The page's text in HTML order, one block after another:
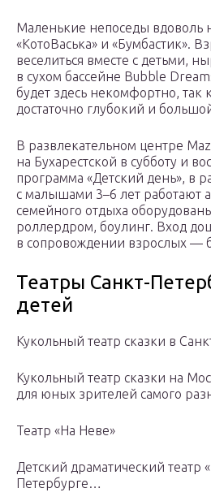
Маленькие непоседы вдоволь
«КотоВаська» и «Бумбастик».
веселиться вместе с детьми,
в сухом бассейне Bubble
будет здесь некомфортно, так
достаточно глубокий и
В развлекательном центре
на Бухарестской в субботу и
программа «Детский день», в
с малышами 3–6 лет работают
семейного отдыха
роллердром, боулинг. Вход
в сопровождении взрослых —
Театры Санкт-
детей
Кукольный театр сказки в
Кукольный театр сказки на
для юных зрителей самого
Театр «На Неве»
Детский драматический театр
Петербурге…